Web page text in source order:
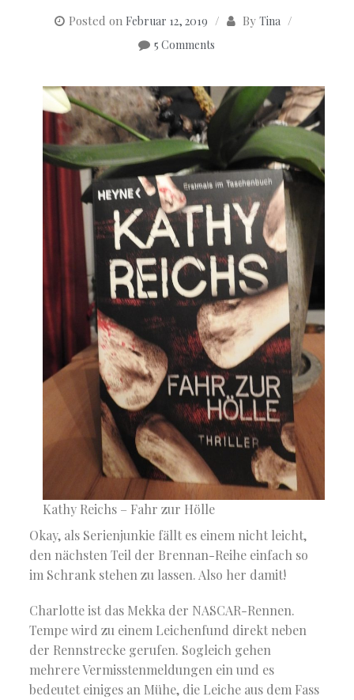
Posted on Februar 12, 2019 By Tina
5 Comments
Kathy Reichs – Fahr zur Hölle
Okay, als Serienjunkie fällt es einem nicht leicht,
den nächsten Teil der Brennan-Reihe einfach so
im Schrank stehen zu lassen. Also her damit!
Charlotte ist das Mekka der NASCAR-Rennen.
Tempe wird zu einem Leichenfund direkt neben
der Rennstrecke gerufen. Sogleich gehen
mehrere Vermisstenmeldungen ein und es
bedeutet einiges an Mühe, die Leiche aus dem Fass